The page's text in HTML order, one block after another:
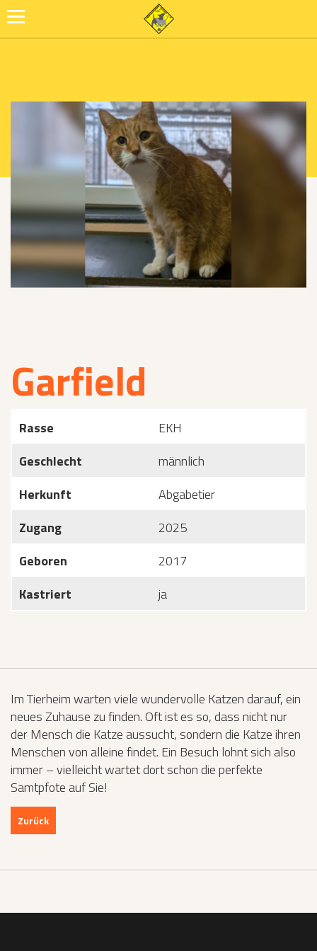
Garfield
Rasse
EKH
Geschlecht
männlich
Herkunft
Abgabetier
Zugang
2025
Geboren
2017
Kastriert
ja
Im Tierheim warten viele wundervolle Katzen darauf, ein
neues Zuhause zu finden. Oft ist es so, dass nicht nur
der Mensch die Katze aussucht, sondern die Katze ihren
Menschen von alleine findet. Ein Besuch lohnt sich also
immer – vielleicht wartet dort schon die perfekte
Samtpfote auf Sie!
Zurück